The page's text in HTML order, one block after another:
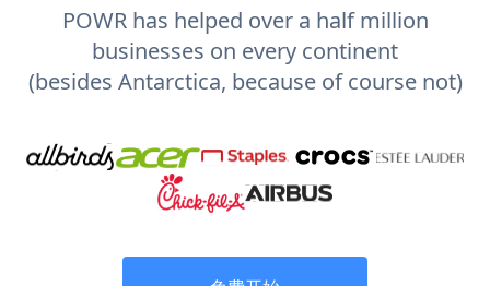
POWR has helped over a half million
businesses on every continent
(besides Antarctica, because of course not)